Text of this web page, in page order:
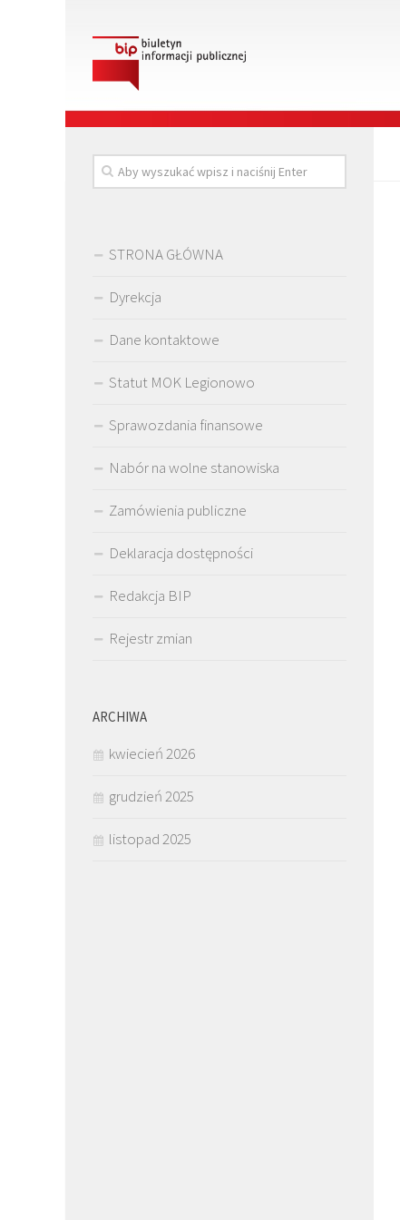
STRONA GŁÓWNA
Dyrekcja
Dane kontaktowe
Statut MOK Legionowo
Sprawozdania finansowe
Nabór na wolne stanowiska
Zamówienia publiczne
Deklaracja dostępności
Redakcja BIP
Rejestr zmian
ARCHIWA
kwiecień 2026
grudzień 2025
listopad 2025